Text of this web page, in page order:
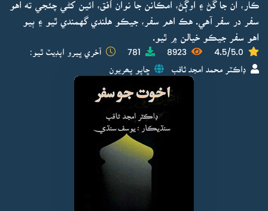
سفر در سفر آهي. هڪ اهم سفر، جيڪو هلندي گهمندي ٿيو ۽ ٻيو
اهو سفر جيڪو خيالن ۾ ٿيو.
4.5/5.0
8923
781 آخري ڀيرو اپڊيٽ ٿيو:
ڊاڪٽر محمد امجد ثاقب ڇاپو پھريون